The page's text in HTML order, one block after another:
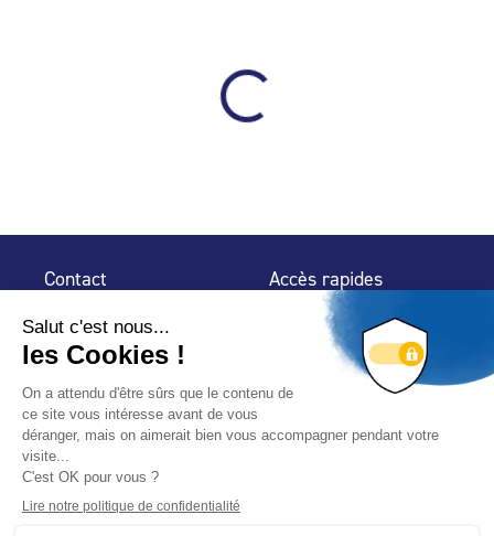
Contact
32 rue de Mogador
75 009 Paris
Accès rapides
Espace Presse
Trouver un
professionnel
Nous suivre